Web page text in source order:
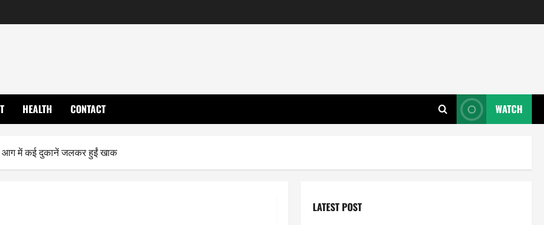
HEALTH CONTACT WATCH
आग में कई दुकानें जलकर हुईं खाक
LATEST POST